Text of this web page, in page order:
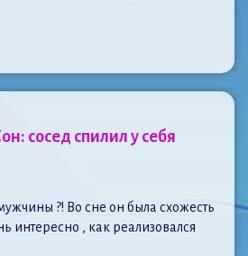
сосед спилил у себя
?! Во сне он была схожесть
интересно , как реализовался